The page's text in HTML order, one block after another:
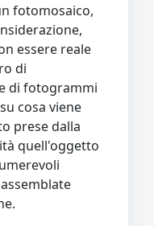
fotomosaico,
essere reale
di
di fotogrammi
cosa viene
prese dalla
quell'oggetto